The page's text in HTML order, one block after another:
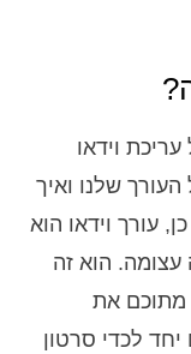
וידאו
שלנו ואיך
עורך וידאו הוא
הוא זה
מתוכם את
לכדי סרטון